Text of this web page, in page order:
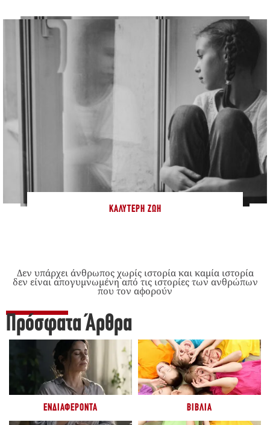
ΚΑΛΎΤΕΡΗ ΖΩΉ
Δεν υπάρχει άνθρωπος χωρίς ιστορία και καμία ιστορία
δεν είναι απογυμνωμένη από τις ιστορίες των ανθρώπων
που τον αφορούν
Πρόσφατα Άρθρα
ΕΝΔΙΑΦΈΡΟΝΤΑ ΒΙΒΛΊΑ